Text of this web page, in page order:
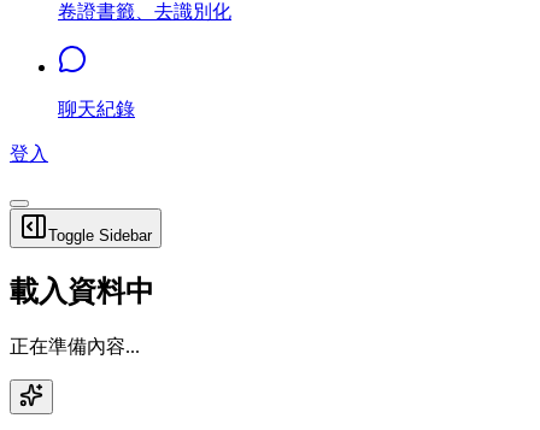
卷證書籤、去識別化
聊天紀錄
登入
Toggle Sidebar
載入資料中
正在準備內容...